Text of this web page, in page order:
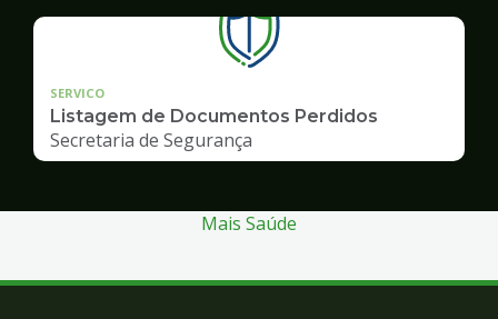
SERVICO
Listagem de Documentos Perdidos
Secretaria de Segurança
Mais Saúde